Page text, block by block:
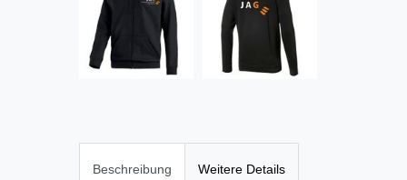
Beschreibung Weitere Details